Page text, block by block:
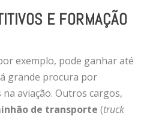
E FORMAÇÃO
exemplo, pode ganhar até
grande procura por
aviação. Outros cargos,
de transporte (truck